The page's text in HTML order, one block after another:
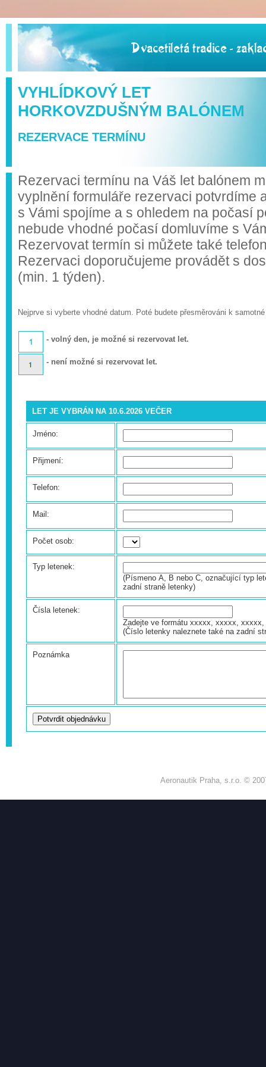
VYHLÍDKOVÝ LET
HORKOVZDUŠNÝM BALÓNEM
REZERVACE TERMÍNU
Rezervaci termínu na Váš let balónem
vyplnění formuláře rezervaci potvrdíme
s Vámi spojíme a s ohledem na počasí
nebude vhodné počasí domluvíme s
Rezervovat termín si můžete také
Rezervaci doporučujeme provádět s
(min. 1 týden).
Nejprve si vyberte vhodné datum. Poté budete přesměrováni k
- volný den, je možné si rezervovat let.
- není možné si rezervovat let.
LET JE VYBRÁN NA 10.6.2026 VEČER
Jméno:
Přijmení:
Telefon:
Mail:
Počet osob:
Typ letenek:
(Písmeno A, B nebo C, označující typ
zadní straně letenky)
Čísla letenek:
Zadejte ve formátu xxxxx, xxxxx, xxxxx,
(Číslo letenky naleznete také na zadní
Poznámka
Aeronautik Praha, s.r.o. ©